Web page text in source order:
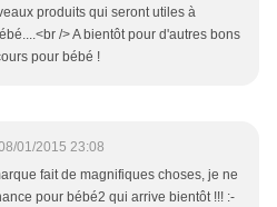
produits qui seront utiles à
/> A bientôt pour d'autres bons
pour bébé !
01/2015 23:08
fait de magnifiques choses, je ne
pour bébé2 qui arrive bientôt !!! :-